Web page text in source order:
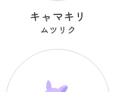
キャマキリ
ムツリク